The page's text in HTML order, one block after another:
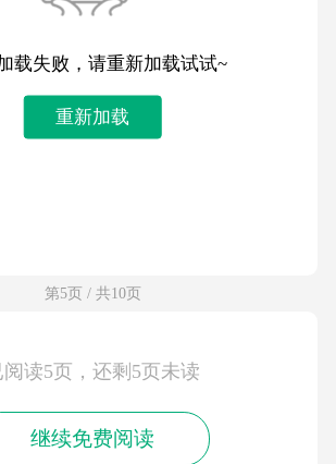
载失败，请重新加载试试~
重新加载
第5页 / 共10页
阅读5页，还剩5页未读
继续免费阅读